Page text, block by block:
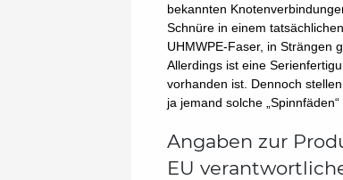
bekannten
Schnüre in einem
UHMWPE-Faser, in Strängen
Allerdings ist eine
vorhanden ist. Dennoch
ja jemand solche
Angaben zur
EU